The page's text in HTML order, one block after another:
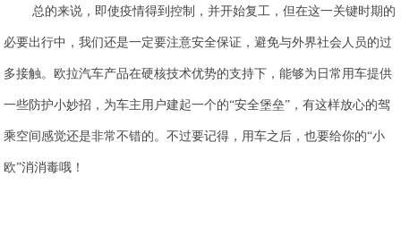
总的来说，即使疫情得到控制，并开始复工，但在这一关键时期的
必要出行中，我们还是一定要注意安全保证，避免与外界社会人员的过
多接触。欧拉汽车产品在硬核技术优势的支持下，能够为日常用车提供
一些防护小妙招，为车主用户建起一个的“安全堡垒”，有这样放心的驾
乘空间感觉还是非常不错的。不过要记得，用车之后，也要给你的“小
欧”消消毒哦！